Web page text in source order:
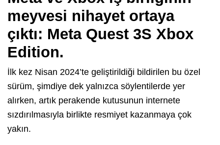
meyvesi nihayet ortaya
çıktı: Meta Quest 3S Xbox
Edition.
İlk kez Nisan 2024’te geliştirildiği bildirilen bu özel
sürüm, şimdiye dek yalnızca söylentilerde yer
alırken, artık perakende kutusunun internete
sızdırılmasıyla birlikte resmiyet kazanmaya çok
yakın.